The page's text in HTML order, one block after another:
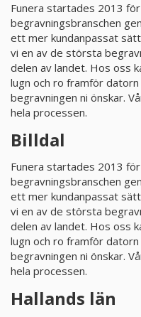
Funera startades 2013
begravningsbranschen
ett mer kundanpassat
vi en av de största
delen av landet. Hos oss
lugn och ro framför
begravningen ni önskar.
hela processen.
Billdal
Funera startades 2013
begravningsbranschen
ett mer kundanpassat
vi en av de största
delen av landet. Hos oss
lugn och ro framför
begravningen ni önskar.
hela processen.
Hallands län